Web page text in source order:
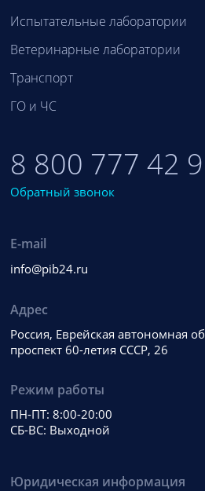
Испытательные лаборатории
Ветеринарные лаборатории
Транспорт
ГО и ЧС
8 800 777 42
Обратный звонок
E-mail
info@pib24.ru
Адрес
Россия, Еврейская автономная
проспект 60-летия СССР, 26
Режим работы
ПН-ПТ: 8:00-20:00
СБ-ВС: Выходной
Юридическая информация